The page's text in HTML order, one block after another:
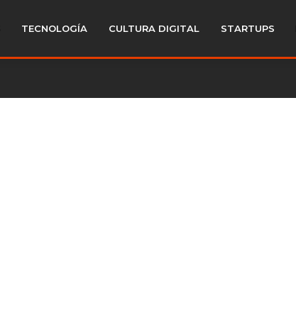
TECNOLOGÍA CULTURA DIGITAL STARTUPS